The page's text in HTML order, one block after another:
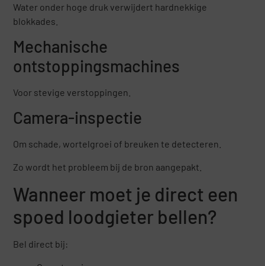
Water onder hoge druk verwijdert hardnekkige
blokkades.
Mechanische
ontstoppingsmachines
Voor stevige verstoppingen.
Camera-inspectie
Om schade, wortelgroei of breuken te detecteren.
Zo wordt het probleem bij de bron aangepakt.
Wanneer moet je direct een
spoed loodgieter bellen?
Bel direct bij: